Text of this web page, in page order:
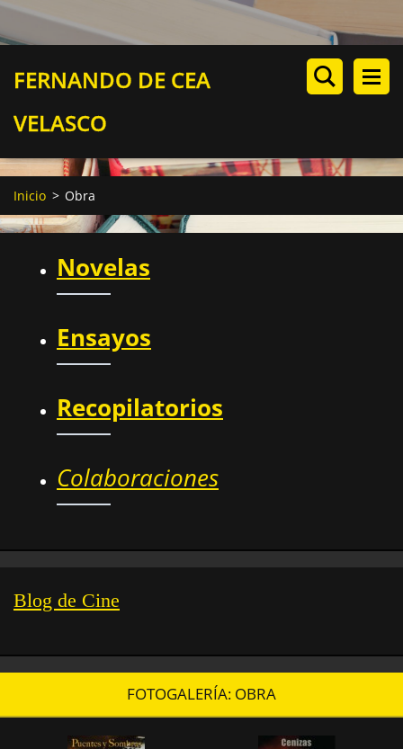
FERNANDO DE CEA
VELASCO
Inicio > Obra
Novelas
Ensayos
Recopilatorios
Colaboraciones
Blog de Cine
FOTOGALERÍA: OBRA